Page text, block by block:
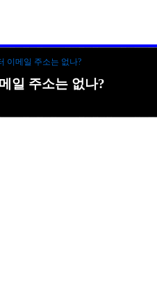
이메일 주소는 없나?
일 주소는 없나?